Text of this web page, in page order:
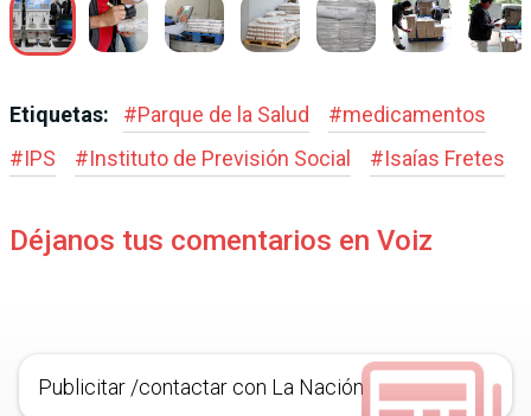
Etiquetas: #Parque de la Salud #medicamentos
#IPS #Instituto de Previsión Social #Isaías Fretes
Déjanos tus comentarios en Voiz
Publicitar /contactar con La Nación